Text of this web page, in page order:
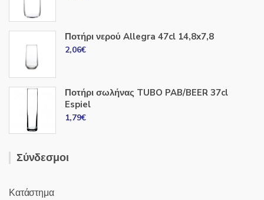
Ποτήρι νερού Allegra 47cl 14,8x7,8
2,06€
Ποτήρι σωλήνας TUBO PAB/BEER 37cl
Espiel
1,79€
Σύνδεσμοι
Κατάστημα